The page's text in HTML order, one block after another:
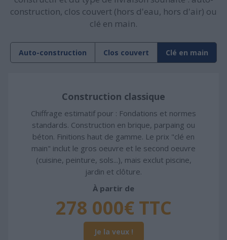
construction, clos couvert (hors d'eau, hors d'air) ou
clé en main.
Auto-construction Clos couvert Clé en main
Construction classique
Chiffrage estimatif pour : Fondations et normes
standards. Construction en brique, parpaing ou
béton. Finitions haut de gamme. Le prix "clé en
main" inclut le gros oeuvre et le second oeuvre
(cuisine, peinture, sols...), mais exclut piscine,
jardin et clôture.
À partir de
278 000€ TTC
Je la veux !